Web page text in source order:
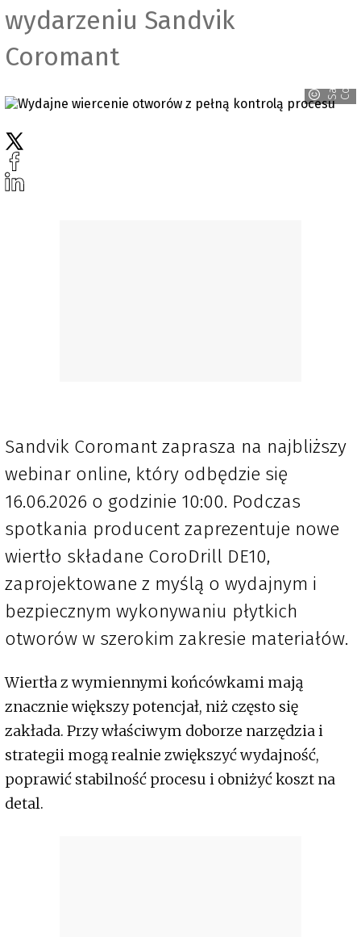
wydarzeniu Sandvik
Coromant
S
a
n
d
v
i
k
C
o
r
o
m
a
nt
Sandvik Coromant zaprasza na najbliższy
webinar online, który odbędzie się
16.06.2026 o godzinie 10:00. Podczas
spotkania producent zaprezentuje nowe
wiertło składane CoroDrill DE10,
zaprojektowane z myślą o wydajnym i
bezpiecznym wykonywaniu płytkich
otworów w szerokim zakresie materiałów.
Wiertła z wymiennymi końcówkami mają
znacznie większy potencjał, niż często się
zakłada. Przy właściwym doborze narzędzia i
strategii mogą realnie zwiększyć wydajność,
poprawić stabilność procesu i obniżyć koszt na
detal.